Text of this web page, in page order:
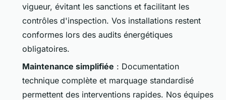
vigueur, évitant les sanctions et facilitant les
contrôles d'inspection. Vos installations restent
conformes lors des audits énergétiques
obligatoires.
Maintenance simplifiée : Documentation
technique complète et marquage standardisé
permettent des interventions rapides. Nos équipes